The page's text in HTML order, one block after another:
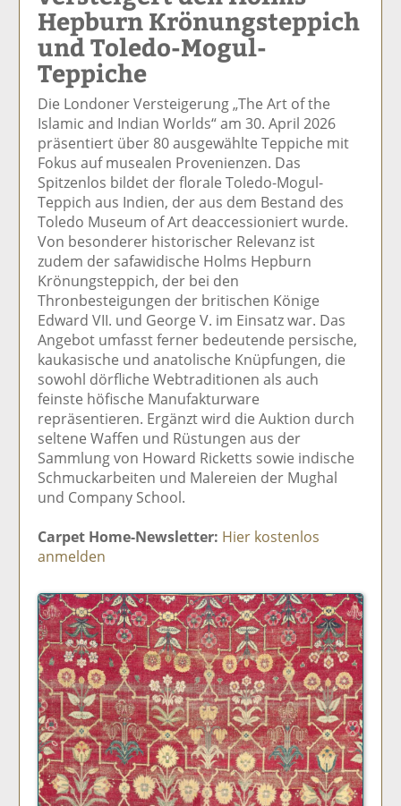
el
a
ac
e
b
o
o
k
te
il
e
n
el
t
er
n
el
a
n
k
e
di
n
te
il
e
n
el
p
ai
l
v
se
n
d
el
D
Hepburn Krönungsteppich
und Toledo-Mogul-
Teppiche
Die Londoner Versteigerung „The Art of the
Islamic and Indian Worlds“ am 30. April 2026
präsentiert über 80 ausgewählte Teppiche mit
Fokus auf musealen Provenienzen. Das
Spitzenlos bildet der florale Toledo-Mogul-
Teppich aus Indien, der aus dem Bestand des
Toledo Museum of Art deaccessioniert wurde.
Von besonderer historischer Relevanz ist
zudem der safawidische Holms Hepburn
Krönungsteppich, der bei den
Thronbesteigungen der britischen Könige
Edward VII. und George V. im Einsatz war. Das
Angebot umfasst ferner bedeutende persische,
kaukasische und anatolische Knüpfungen, die
sowohl dörfliche Webtraditionen als auch
feinste höfische Manufakturware
repräsentieren. Ergänzt wird die Auktion durch
seltene Waffen und Rüstungen aus der
Sammlung von Howard Ricketts sowie indische
Schmuckarbeiten und Malereien der Mughal
und Company School.
Carpet Home-Newsletter: Hier kostenlos
anmelden